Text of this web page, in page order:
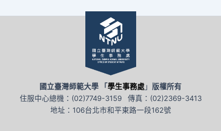
國立臺灣師範大學 「學生事務處 」 版權所有
住服中心總機：(02)7749-3159 傳真：(02)2369-3413
地址：106台北市和平東路一段162號